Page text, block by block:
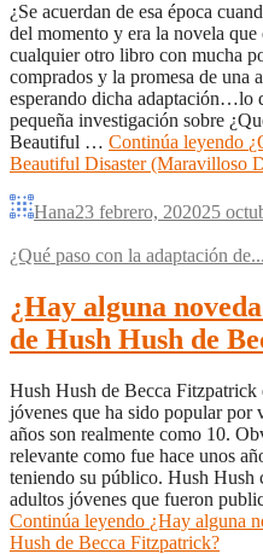
¿Se acuerdan de esa época
del momento y era la novela
cualquier otro libro con mucha
comprados y la promesa de una
esperando dicha adaptación…lo
pequeña investigación sobre
Beautiful … Continúa leyendo
Beautiful Disaster (Maravilloso
Hana23 febrero, 202025
¿Qué paso con la adaptación
¿Hay alguna
de Hush Hush de
Hush Hush de Becca Fitzpatrick
jóvenes que ha sido popular por
años son realmente como 10.
relevante como fue hace unos
teniendo su público. Hush Hush
adultos jóvenes que fueron
Continúa leyendo ¿Hay alguna
Hush de Becca Fitzpatrick?